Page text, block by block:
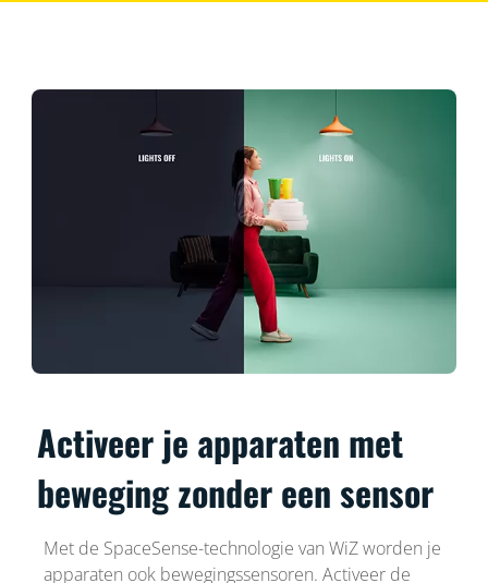
Activeer je apparaten met
beweging zonder een sensor
Met de SpaceSense-technologie van WiZ worden je
apparaten ook bewegingssensoren. Activeer de